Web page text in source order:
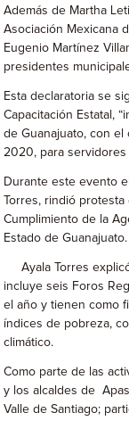
Además de Martha
Asociación Mexicana
Eugenio Martínez
presidentes
Esta declaratoria se
Capacitación Estatal,
de Guanajuato, con el
2020, para servidores
Durante este evento
Torres, rindió
Cumplimiento de la
Estado de Guanajuato.
Ayala Torres
incluye seis Foros
el año y tienen como
índices de pobreza,
climático.
Como parte de las
y los alcaldes de
Valle de Santiago;